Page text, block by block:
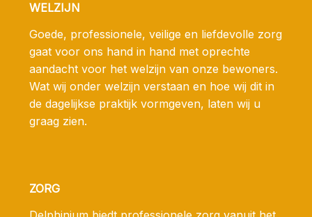
WELZIJN
Goede, professionele, veilige en liefdevolle zorg
gaat voor ons hand in hand met oprechte
aandacht voor het welzijn van onze bewoners.
Wat wij onder welzijn verstaan en hoe wij dit in
de dagelijkse praktijk vormgeven, laten wij u
graag zien.
ZORG